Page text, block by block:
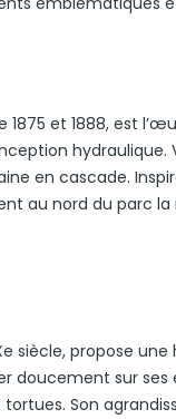
et 1888, est
en cascade.
au nord du parc
siècle, propose
doucement sur
Son